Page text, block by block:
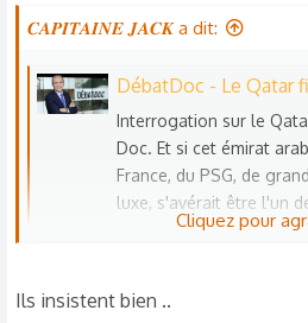
𝑪𝑨𝑷𝑰𝑻𝑨𝑰𝑵𝑬 𝑱𝑨𝑪𝑲 a dit:
DébatDoc - Le Qatar
Interrogation sur le
Doc. Et si cet émirat
France, du PSG, de
luxe, s'avérait être l'un
financeurs d'un islam
Cliquez pour
Ils insistent bien ..